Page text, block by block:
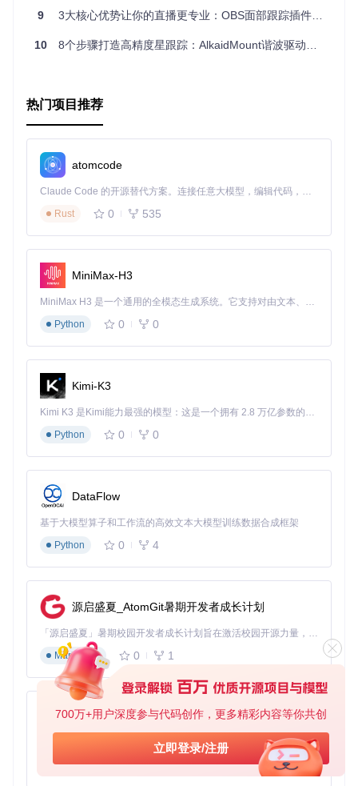
700万+用户深度参与代码创作，更多精彩内容等你共创
立即登录/注册
9 3大核心优势让你的直播更专业：OBS面部跟踪插件全攻略
10 8个步骤打造高精度星跟踪：AlkaidMount谐波驱动赤道仪实践指南
热门项目推荐
atomcode
Claude Code 的开源替代方案。连接任意大模型，编辑代码，运行命令，自动验证 — 全自动执行。用 Rust 构建，极致性能。 ｜ An open-source alternative to Claude Code. Connect any LLM, edit code, run commands, and verify changes — autonomously. Built in Rust for speed. Get Started
Rust
0 535
MiniMax-H3
MiniMax H3 是一个通用的全模态生成系统。它支持对由文本、图像、视频和音频组成的多模态上下文进行统一理解，并能生成分辨率高达 2K、时长可达 15 秒的带原生立体声音频的视频。得益于面向任务泛化的系统设计，H3 在预训练阶段就已具备广泛的多模态上下文理解与生成能力，能够出色地执行复杂的多模态指令。
Python
0 0
Kimi-K3
Kimi K3 是Kimi能力最强的模型：这是一个拥有 2.8 万亿参数的混合专家（MoE）模型，具备原生视觉理解能力，并支持 100 万 token 的上下文窗口。
Python
0 0
DataFlow
基于大模型算子和工作流的高效文本大模型训练数据合成框架
Python
0 4
源启盛夏_AtomGit暑期开发者成长计划
「源启盛夏」暑期校园开发者成长计划旨在激活校园开源力量，通过积分激励、认证扶持、资源倾斜等形式，引导高校组织和开发者完成「入驻 — 建项目 — 做贡献 — 获认证 — 得资源」的完整闭环。无论你是想带领社团入驻平台的组织者，还是希望用代码贡献证明自己的开发者，都能在这里找到属于你的成长路径。
Markdown
0 1
py-xiaozhi
基于Python的Xiaozhi AI，适用于想要完整Xiaozhi体验而无需拥有专用硬件的用户。
Python
0 1